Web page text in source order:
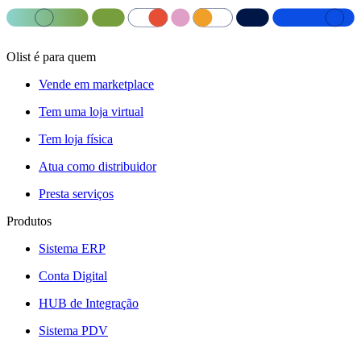
Olist é para quem
Vende em marketplace
Tem uma loja virtual
Tem loja física
Atua como distribuidor
Presta serviços
Produtos
Sistema ERP
Conta Digital
HUB de Integração
Sistema PDV